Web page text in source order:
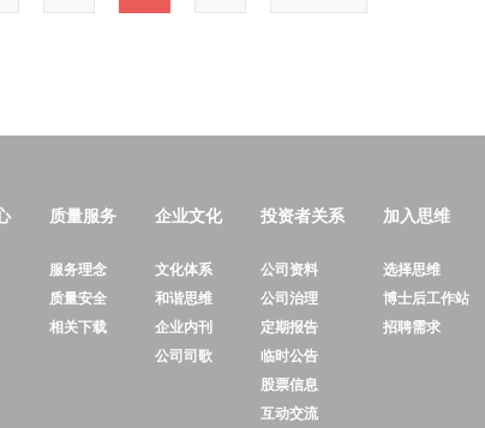
质量服务
服务理念
质量安全
相关下载
企业文化
文化体系
和谐思维
企业内刊
公司司歌
投资者关系
公司资料
公司治理
定期报告
临时公告
股票信息
互动交流
加入思维
选择思维
博士后工作站
招聘需求